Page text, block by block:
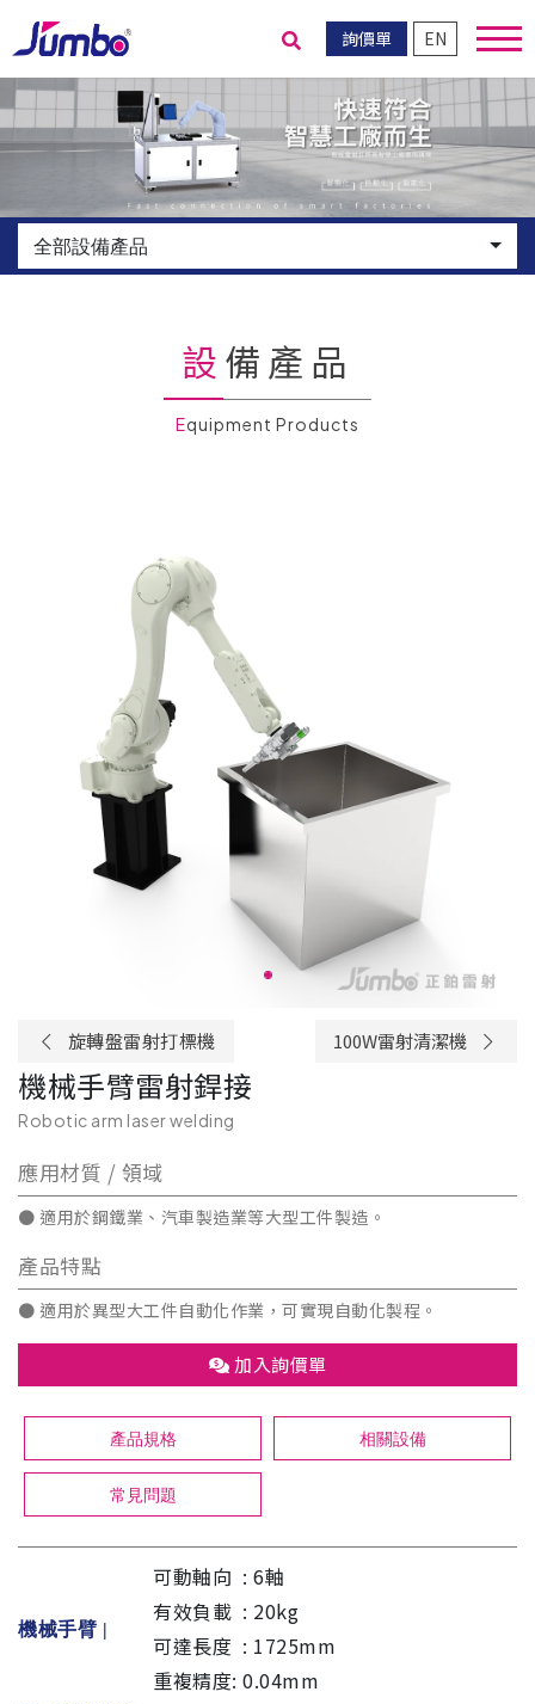
詢價單 EN
送出搜尋
全部設備產品
設備產品
Equipment Products
旋轉盤雷射打標機 100W雷射清潔機
機械手臂雷射銲接
Robotic arm laser welding
應用材質 / 領域
● 適用於鋼鐵業、汽車製造業等大型工件製造。
產品特點
● 適用於異型大工件自動化作業，可實現自動化製程。
加入詢價單
產品規格 相關設備
常見問題
機械手臂 |
可動軸向 : 6軸
有效負載 : 20kg
可達長度 : 1725mm
重複精度: 0.04mm